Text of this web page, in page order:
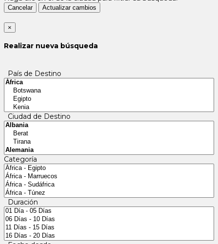
Cancelar Actualizar cambios
×
Realizar nueva búsqueda
País de Destino
Ciudad de Destino
Categoría
Duración